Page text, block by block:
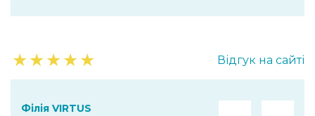
★★★★★ Відгук на сайті
Філія VIRTUS